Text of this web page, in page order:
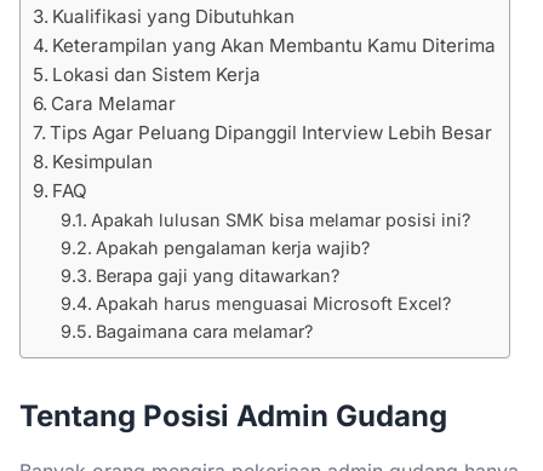
Kualifikasi yang Dibutuhkan
Keterampilan yang Akan Membantu Kamu Diterima
Lokasi dan Sistem Kerja
Cara Melamar
Tips Agar Peluang Dipanggil Interview Lebih Besar
Kesimpulan
FAQ
Apakah lulusan SMK bisa melamar posisi ini?
Apakah pengalaman kerja wajib?
Berapa gaji yang ditawarkan?
Apakah harus menguasai Microsoft Excel?
Bagaimana cara melamar?
Tentang Posisi Admin Gudang